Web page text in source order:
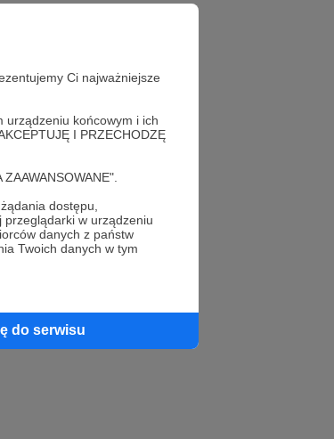
Ci najważniejsze
urządzeniu końcowym i ich
I PRZECHODZĘ
dostępu,
w urządzeniu
danych z państw
Twoich danych w tym
do serwisu